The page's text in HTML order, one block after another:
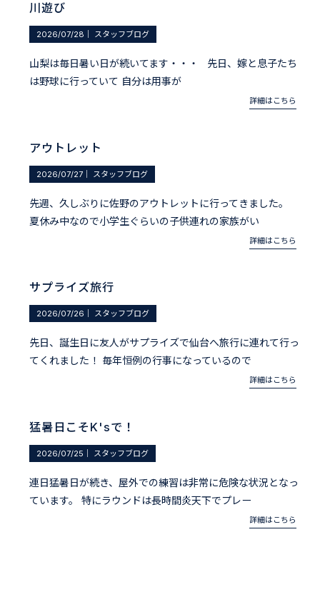
川遊び
2026/07/28 スタッフブログ
山梨は毎日暑い日が続いてます・・・ 先日、嫁と息子たち
は野球に行っていて 自分は用事が
詳細はこちら
アウトレット
2026/07/27｜ スタッフブログ
先週、久しぶりに佐野のアウトレットに行ってきました。
夏休み中なので小学生ぐらいの子供連れの家族がい
詳細はこちら
サプライズ旅行
2026/07/26 スタッフブログ
先日、誕生日に友人がサプライズで仙台へ旅行に連れて行っ
てくれました！ 毎年恒例の行事になっているので
詳細はこちら
猛暑日こそK'sで！
2026/07/25 スタッフブログ
連日猛暑日が続き、屋外での練習は非常に危険な状況となっ
ています。 特にラウンドは長時間炎天下でプレー
詳細はこちら